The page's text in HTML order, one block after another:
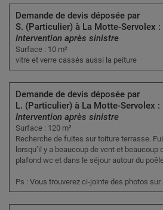
Demande de devis déposée par
S. (Particulier) à La Motte-Servolex :
Intervention après sinistre
Surface : 10 m²
vitre et verre cassés aussi la peiture
Demande de devis déposée par
L. (Particulier) à La Motte-Servolex :
Intervention après sinistre
Surface : 120 m²
Recherche de fuites sur toiture terrasse.
lorsqu’il y a beaucoup de vent et
plafond wc et dans le séjour autour du
Ps : Vous trouverez ci-jointe des photos